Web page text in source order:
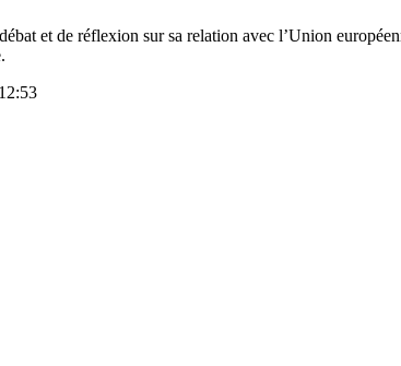
et de réflexion sur sa relation avec l’Union